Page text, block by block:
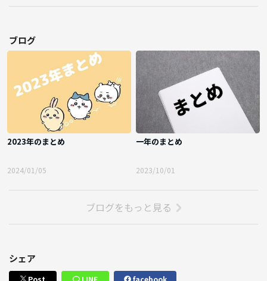
ブログ
2023年のまとめ
2024/01/05
一年のまとめ
2023/10/01
ブログをもっと見る
シェア
Post LINE facebook